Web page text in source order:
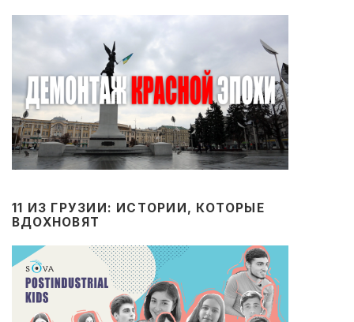
11 ИЗ ГРУЗИИ: ИСТОРИИ, КОТОРЫЕ
ВДОХНОВЯТ